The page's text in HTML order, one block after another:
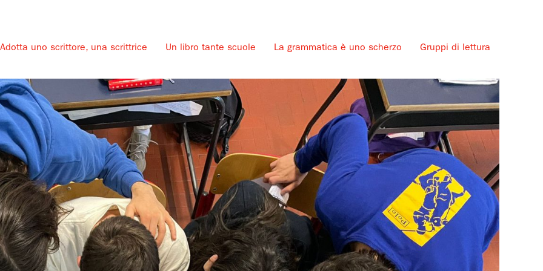
Adotta uno scrittore, una scrittrice Un libro tante scuole La grammatica è uno scherzo Gruppi di lettura